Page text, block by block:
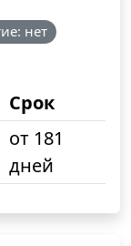
нет
Срок
от 181
дней